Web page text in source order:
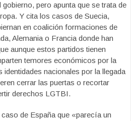
pero apunta que se trata de
Y cita los casos de Suecia,
en coalición formaciones de
Alemania o Francia donde han
aunque estos partidos tienen
temores económicos por la
identidades nacionales por la llegada
cerrar las puertas o recortar
derechos LGTBI.
de España que «parecía un